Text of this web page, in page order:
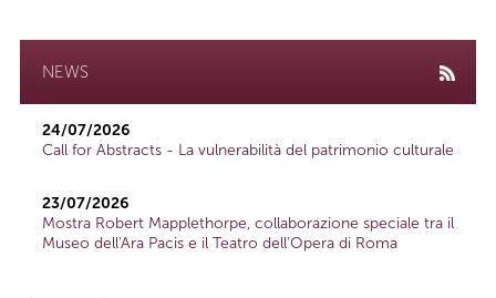
NEWS
24/07/2026
Call for Abstracts - La vulnerabilità del patrimonio culturale
23/07/2026
Mostra Robert Mapplethorpe, collaborazione speciale tra il
Museo dell'Ara Pacis e il Teatro dell'Opera di Roma